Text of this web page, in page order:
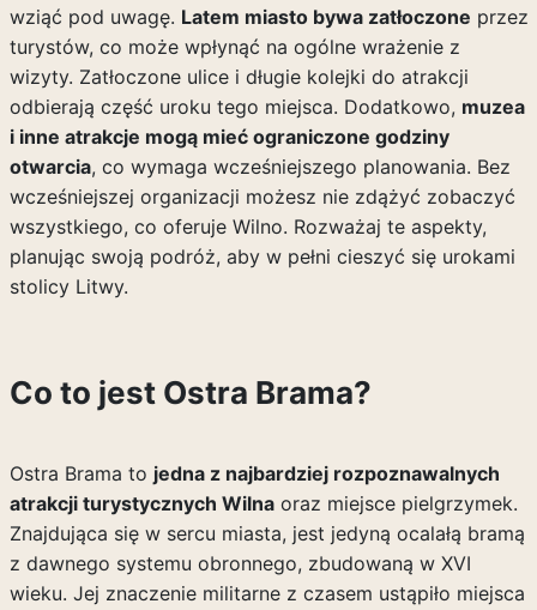
wziąć pod uwagę. Latem miasto bywa zatłoczone przez
turystów, co może wpłynąć na ogólne wrażenie z
wizyty. Zatłoczone ulice i długie kolejki do atrakcji
odbierają część uroku tego miejsca. Dodatkowo, muzea
i inne atrakcje mogą mieć ograniczone godziny
otwarcia, co wymaga wcześniejszego planowania. Bez
wcześniejszej organizacji możesz nie zdążyć zobaczyć
wszystkiego, co oferuje Wilno. Rozważaj te aspekty,
planując swoją podróż, aby w pełni cieszyć się urokami
stolicy Litwy.
Co to jest Ostra Brama?
Ostra Brama to jedna z najbardziej rozpoznawalnych
atrakcji turystycznych Wilnaoraz miejsce pielgrzymek.
Znajdująca się w sercu miasta, jest jedyną ocalałą bramą
z dawnego systemu obronnego, zbudowaną w XVI
wieku. Jej znaczenie militarne z czasem ustąpiło miejsca